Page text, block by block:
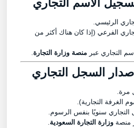
الرئيسي.
الفرعي (إذا كان هناك أكثر من
التجاري عبرمنصة وزارة التجارة .
مرة.
التجارية).
سنويًا بنفس الرسوم.
منصةوزارة التجارة السعودية.